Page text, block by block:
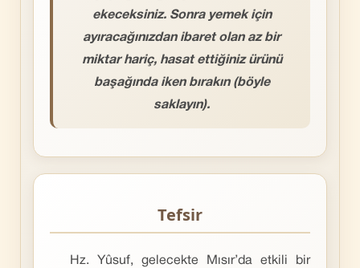
ekeceksiniz. Sonra yemek için
ayıracağınızdan ibaret olan az bir
miktar hariç, hasat ettiğiniz ürünü
başağında iken bırakın (böyle
saklayın).
Tefsir
Hz. Yûsuf, gelecekte Mısır’da etkili bir